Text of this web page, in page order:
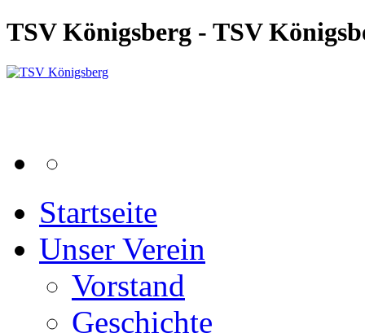
TSV Königsberg - TSV
Startseite
Unser Verein
Vorstand
Geschichte